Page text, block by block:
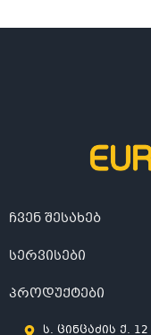
ჩვენ შესახებ
სერვისები
პროდუქტები
ს. ცინცაძის ქ.